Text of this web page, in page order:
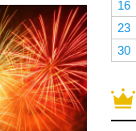
16
23
30